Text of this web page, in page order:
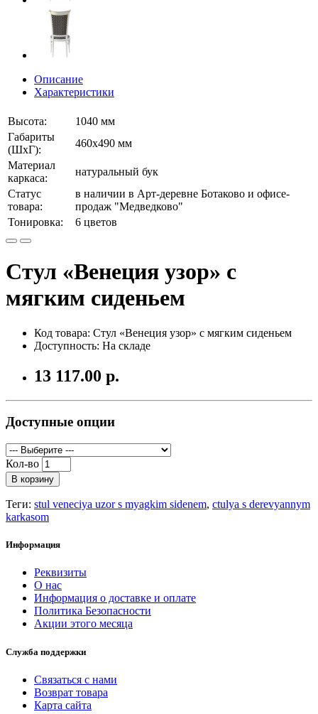
Описание
Характеристики
Высота:
1040 мм
Габариты
(ШхГ):
460х490 мм
Материал
каркаса:
натуральный бук
Статус
товара:
в наличии в Арт-деревне Ботаково и офисе-
продаж "Медведково"
Тонировка:
6 цветов
Стул «Венеция узор» с
мягким сиденьем
Код товара: Стул «Венеция узор» с мягким сиденьем
Доступность: На складе
13 117.00 р.
Доступные опции
Кол-во
В корзину
Теги: stul veneciya uzor s myagkim sidenem, ctulya s derevyannym
karkasom
Информация
Реквизиты
О нас
Информация о доставке и оплате
Политика Безопасности
Акции этого месяца
Служба поддержки
Связаться с нами
Возврат товара
Карта сайта